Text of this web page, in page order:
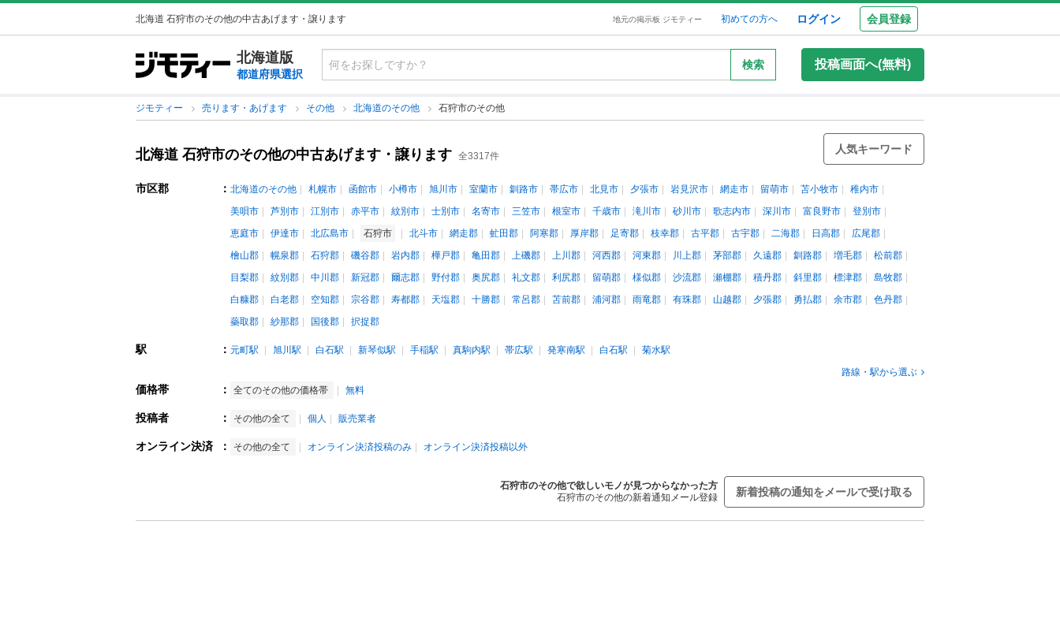
北海道 石狩市のその他の中古あげます・譲ります 地元の掲示板 ジモティー 初めての方へ ログイン 会員登録
北海道版
都道府県選択
検索 投稿画面へ(無料)
ジモティー 売ります・あげます その他 北海道のその他 石狩市のその他
北海道 石狩市のその他の中古あげます・譲ります 全3317件
人気キーワード
市区郡 ： 北海道のその他 札幌市 函館市 小樽市 旭川市 室蘭市 釧路市 帯広市 北見市 夕張市 岩見沢市 網走市 留萌市 苫小牧市
稚内市
美唄市
芦別市 江別市 赤平市 紋別市 士別市 名寄市 三笠市 根室市 千歳市 滝川市 砂川市 歌志内市 深川市 富良野市
登別市
恵庭市
伊達市 北広島市 石狩市 北斗市 網走郡 虻田郡 阿寒郡 厚岸郡 足寄郡 枝幸郡 古平郡 古宇郡 二海郡 日高郡
広尾郡
檜山郡
幌泉郡 石狩郡 磯谷郡 岩内郡 樺戸郡 亀田郡 上磯郡 上川郡 河西郡 河東郡 川上郡 茅部郡 久遠郡 釧路郡 増毛郡
松前郡
目梨郡
紋別郡 中川郡 新冠郡 爾志郡 野付郡 奥尻郡 礼文郡 利尻郡 留萌郡 様似郡 沙流郡 瀬棚郡 積丹郡 斜里郡 標津郡
島牧郡
白糠郡
白老郡 空知郡 宗谷郡 寿都郡 天塩郡 十勝郡 常呂郡 苫前郡 浦河郡 雨竜郡 有珠郡 山越郡 夕張郡 勇払郡 余市郡
色丹郡
蘂取郡
紗那郡 国後郡 択捉郡
駅 ： 元町駅 旭川駅 白石駅 新琴似駅 手稲駅 真駒内駅 帯広駅 発寒南駅 白石駅
菊水駅
路線・駅から選ぶ
価格帯 ： 全てのその他の価格帯 無料
投稿者 ： その他の全て 個人 販売業者
オンライン決済 ： その他の全て オンライン決済投稿のみ オンライン決済投稿以外
石狩市のその他で欲しいモノが見つからなかった方
石狩市のその他の新着通知メール登録
新着投稿の通知をメールで受け取る